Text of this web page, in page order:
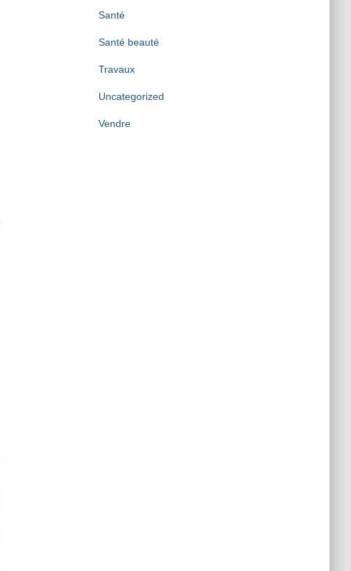
Santé
Santé beauté
Travaux
Uncategorized
Vendre